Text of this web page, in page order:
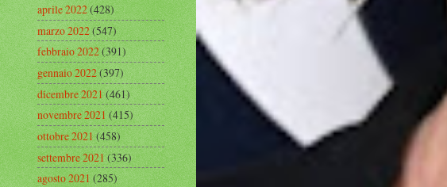
aprile 2022(428)
marzo 2022(547)
febbraio 2022(391)
gennaio 2022(397)
dicembre 2021(461)
novembre 2021(415)
ottobre 2021(458)
settembre 2021(336)
agosto 2021(285)